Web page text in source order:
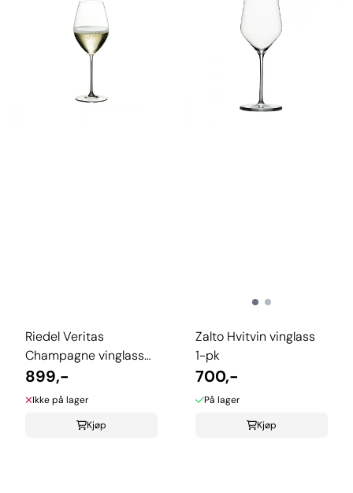
Riedel Veritas
Champagne vinglass
2-pk
899,-
Ikke på lager
Kjøp
Zalto Hvitvin vinglass
1-pk
700,-
På lager
Kjøp